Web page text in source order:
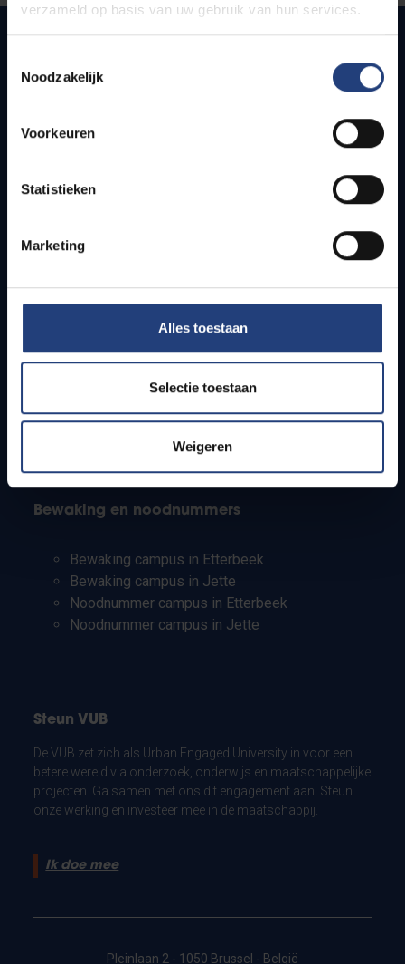
verzameld op basis van uw gebruik van hun services.
Noodzakelijk
Voorkeuren
Statistieken
Marketing
Alles toestaan
Selectie toestaan
Weigeren
Snel naar
Bereikbaarheid
Studenten
PhD-studenten
Leerkrachten en secundaire scholen
Bewaking en noodnummers
Bewaking campus in Etterbeek
Bewaking campus in Jette
Noodnummer campus in Etterbeek
Noodnummer campus in Jette
Steun VUB
De VUB zet zich als Urban Engaged University in voor een
betere wereld via onderzoek, onderwijs en maatschappelijke
projecten. Ga samen met ons dit engagement aan. Steun
onze werking en investeer mee in de maatschappij.
Ik doe mee
Pleinlaan 2 - 1050 Brussel - België